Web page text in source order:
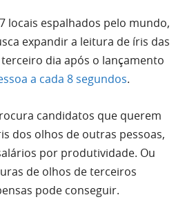
locais espalhados pelo mundo,
expandir a leitura de íris das
dia após o lançamento
a cada 8 segundos.
candidatos que querem
dos olhos de outras pessoas,
por produtividade. Ou
de olhos de terceiros
pode conseguir.